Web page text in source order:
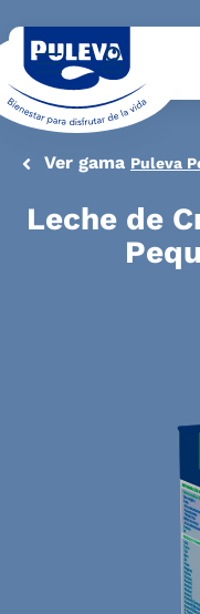
Ver gama Puleva
Leche de